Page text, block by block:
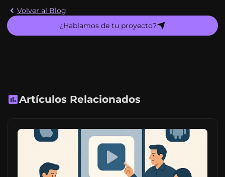
Volver al Blog
¿Hablamos de tu proyecto?
Artículos Relacionados